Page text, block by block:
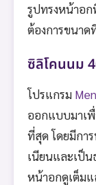
รูปทรงหน้าอก
ต้องการขนา
ซิลิโคนนม
โปรแกรม
ออกแบบมาเ
ที่สุด โดยมีกา
เนียนและเป็น
หน้าอกดูเต็มแ